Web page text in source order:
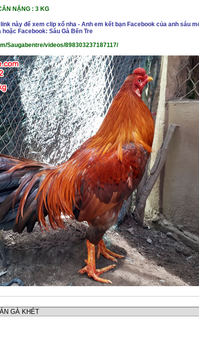
NẶNG : 3 KG
này để xem clip xổ nha - Anh em kết bạn Facebook của anh sáu
Facebook: Sáu Gà Bến Tre
Saugabentre/videos/898303237187117/